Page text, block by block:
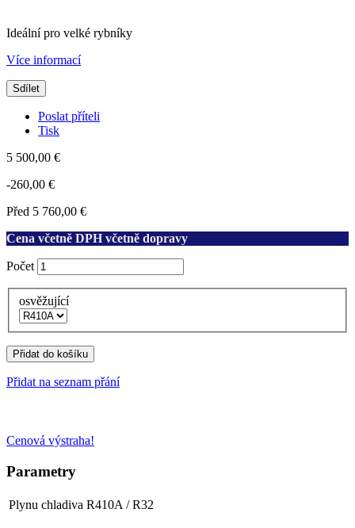
Ideální pro velké rybníky
Více informací
Sdílet
Poslat příteli
Tisk
5 500,00 €
-260,00 €
Před 5 760,00 €
Cena včetně DPH včetně dopravy
Počet
osvěžující
Přidat do košíku
Přidat na seznam přání
Cenová výstraha!
Parametry
Plynu chladiva R410A / R32